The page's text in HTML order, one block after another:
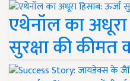
एथेनॉल का अधूरा
सुरक्षा की कीमत